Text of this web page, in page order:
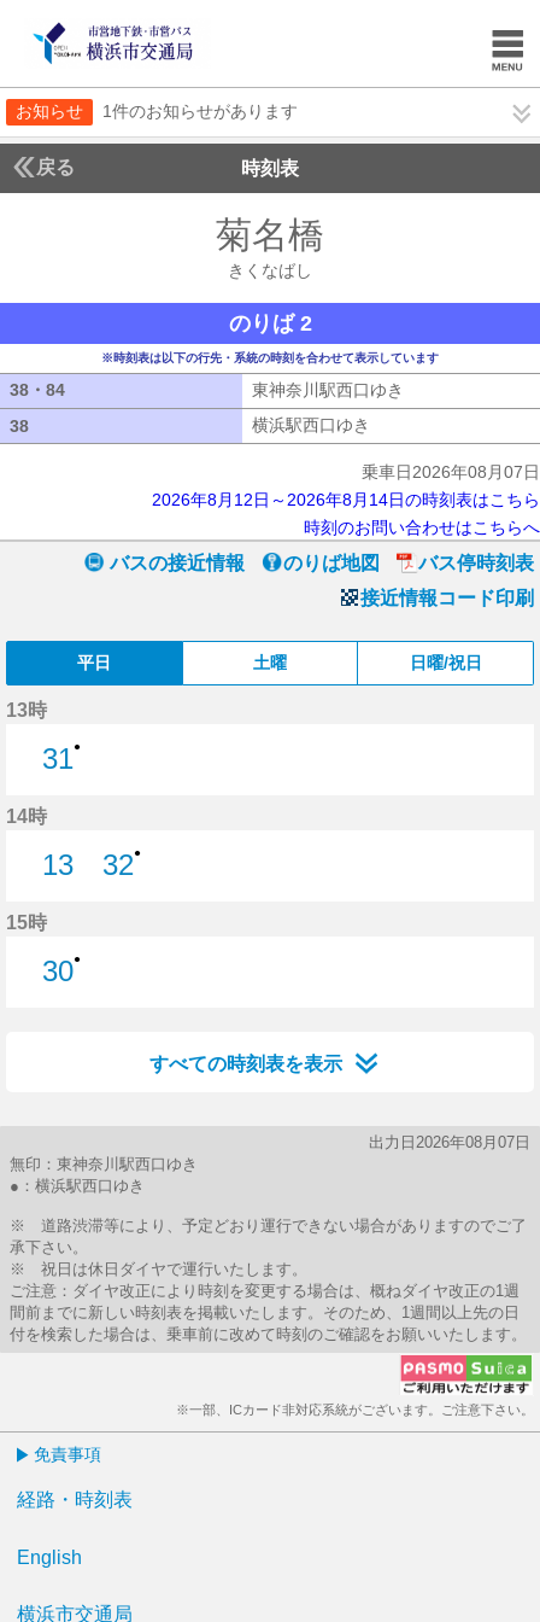
お知らせ 1件のお知らせがあります
戻る 時刻表
菊名橋
きくなばし
のりば 2
※時刻表は以下の行先・系統の時刻を合わせて表示しています
38・84 東神奈川駅西口ゆき
38
横浜駅西口ゆき
乗車日2026年08月07日
2026年8月12日～2026年8月14日の時刻表はこちら
時刻のお問い合わせはこちらへ
バスの接近情報 のりば地図
バス停時刻表
接近情報コード印刷
平日 土曜 日曜/祝日
13時
31●
14時
13
32●
15時
30●
すべての時刻表を表示
出力日2026年08月07日
無印：東神奈川駅西口ゆき
●：横浜駅西口ゆき
※ 道路渋滞等により、予定どおり運行できない場合がありますのでご了
承下さい。
※ 祝日は休日ダイヤで運行いたします。
ご注意：ダイヤ改正により時刻を変更する場合は、概ねダイヤ改正の1週
間前までに新しい時刻表を掲載いたします。そのため、1週間以上先の日
付を検索した場合は、乗車前に改めて時刻のご確認をお願いいたします。
※一部、ICカード非対応系統がございます。ご注意下さい。
免責事項
経路・時刻表
English
横浜市交通局